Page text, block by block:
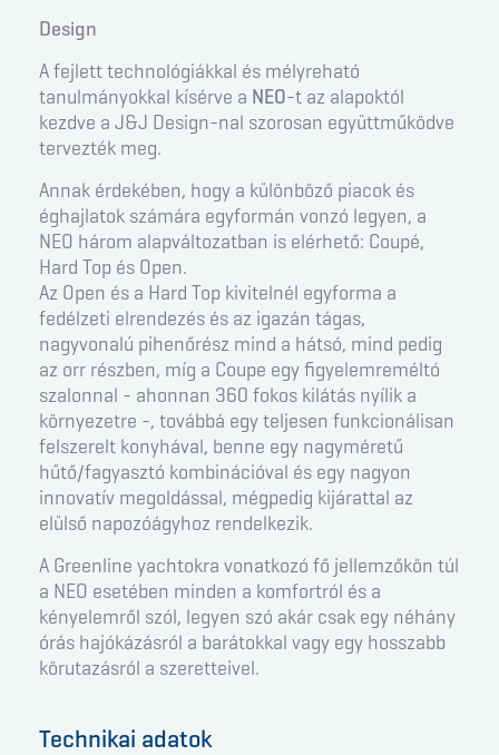
Design
A fejlett technológiákkal és mélyreható
tanulmányokkal kísérve a NEO-t az alapoktól
kezdve a J&J Design-nal szorosan együttműködve
tervezték meg.
Annak érdekében, hogy a különböző piacok és
éghajlatok számára egyformán vonzó legyen, a
NEO három alapváltozatban is elérhető: Coupé,
Hard Top és Open.
Az Open és a Hard Top kivitelnél egyforma a
fedélzeti elrendezés és az igazán tágas,
nagyvonalú pihenőrész mind a hátsó, mind pedig
az orr részben, míg a Coupe egy figyelemreméltó
szalonnal - ahonnan 360 fokos kilátás nyílik a
környezetre -, továbbá egy teljesen funkcionálisan
felszerelt konyhával, benne egy nagyméretű
hűtő/fagyasztó kombinációval és egy nagyon
innovatív megoldással, mégpedig kijárattal az
elülső napozóágyhoz rendelkezik.
A Greenline yachtokra vonatkozó fő jellemzőkön túl
a NEO esetében minden a komfortról és a
kényelemről szól, legyen szó akár csak egy néhány
órás hajókázásról a barátokkal vagy egy hosszabb
körutazásról a szeretteivel.
Technikai adatok